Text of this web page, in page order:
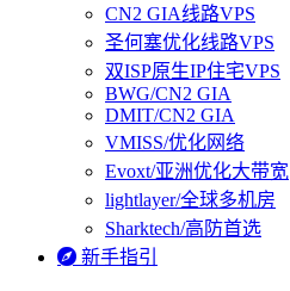
CN2 GIA线路VPS
圣何塞优化线路VPS
双ISP原生IP住宅VPS
BWG/CN2 GIA
DMIT/CN2 GIA
VMISS/优化网络
Evoxt/亚洲优化大带宽
lightlayer/全球多机房
Sharktech/高防首选
 新手指引